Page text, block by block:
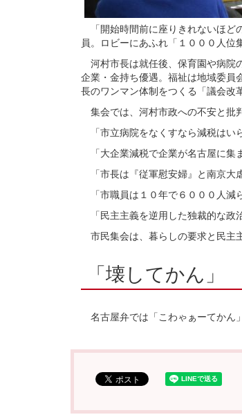
「開始時間前に座りきれないほど
員。ロビーにあふれ「１０００人位
河村市長は就任後、保育園や病院
企業・金持ち優遇。福祉は地域委員
長のワンマン体制をつくる「議会改
集会では、河村市政への不安と批
「市立病院をなくすなら減税はい
「大企業減税で企業が名古屋に集
「市長は『従軍慰安婦』と南京大
「市職員は１０年で６０００人減
「民主主義を逆用した独裁的な政
市民集会は、暮らしの要求と民主
「壊してかん」
名古屋弁では「こわゃぁーてかん